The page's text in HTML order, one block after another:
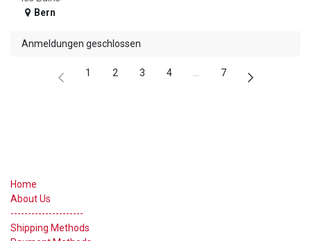
Bern
Anmeldungen geschlossen
1 2 3 4 … 7
Home
About Us
---------------------
Shipping Methods